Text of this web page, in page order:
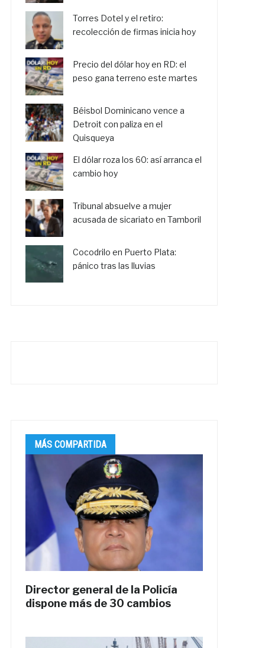
Torres Dotel y el retiro:
recolección de firmas inicia hoy
Precio del dólar hoy en RD: el
peso gana terreno este martes
Béisbol Dominicano vence a
Detroit con paliza en el
Quisqueya
El dólar roza los 60: así arranca el
cambio hoy
Tribunal absuelve a mujer
acusada de sicariato en Tamboril
Cocodrilo en Puerto Plata:
pánico tras las lluvias
MÁS COMPARTIDA
Director general de la Policía
dispone más de 30 cambios